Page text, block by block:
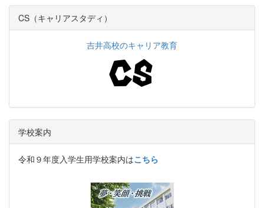
CS（キャリアスタディ）
吉井高校のキャリア教育
学校案内
令和９年度入学生用学校案内はこちら